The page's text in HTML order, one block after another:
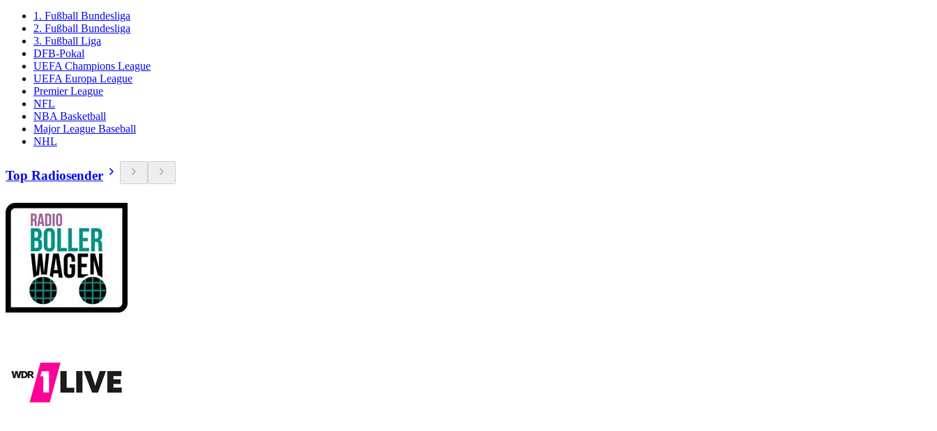
1. Fußball Bundesliga
2. Fußball Bundesliga
3. Fußball Liga
DFB-Pokal
UEFA Champions League
UEFA Europa League
Premier League
NFL
NBA Basketball
Major League Baseball
NHL
Top Radiosender